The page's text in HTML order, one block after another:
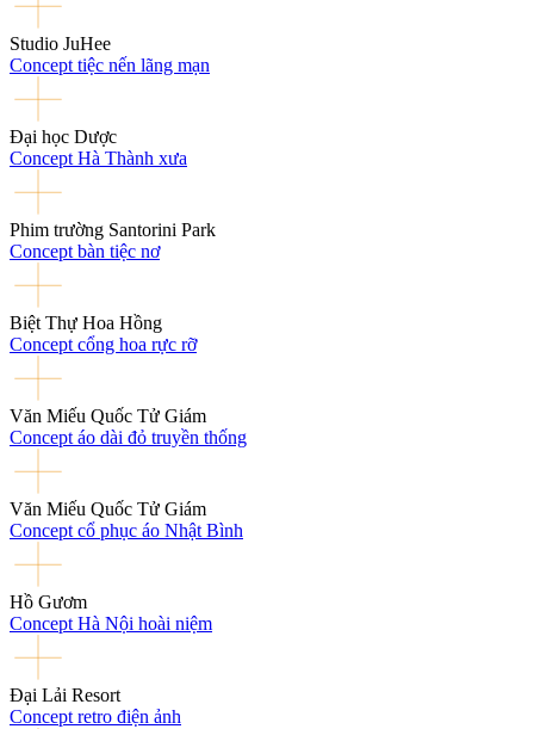
Studio JuHee
Concept tiệc nến lãng mạn
Đại học Dược
Concept Hà Thành xưa
Phim trường Santorini Park
Concept bàn tiệc nơ
Biệt Thự Hoa Hồng
Concept cổng hoa rực rỡ
Văn Miếu Quốc Tử Giám
Concept áo dài đỏ truyền thống
Văn Miếu Quốc Tử Giám
Concept cổ phục áo Nhật Bình
Hồ Gươm
Concept Hà Nội hoài niệm
Đại Lải Resort
Concept retro điện ảnh